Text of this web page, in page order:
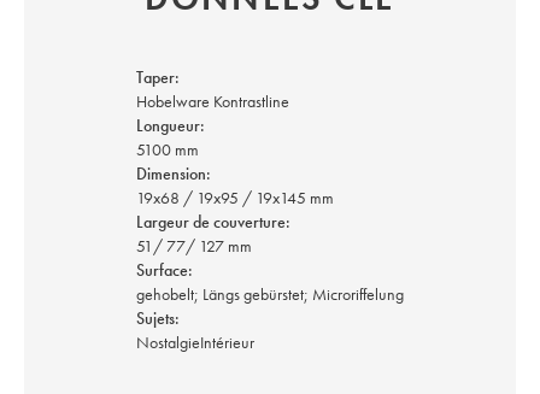
Taper:
Hobelware Kontrastline
Longueur:
5100 mm
Dimension:
19x68 / 19x95 / 19x145 mm
Largeur de couverture:
51/ 77/ 127 mm
Surface:
gehobelt; Längs gebürstet; Microriffelung
Sujets:
NostalgieIntérieur